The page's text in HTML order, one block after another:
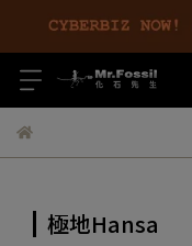
極地Hansa